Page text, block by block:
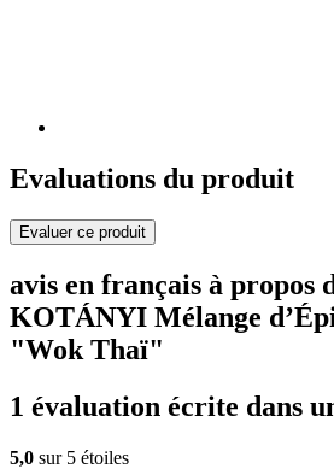
Evaluations du produit
Evaluer ce produit
avis en français à propos
KOTÁNYI Mélange
"Wok Thaï"
1 évaluation écrite dans
5,0 sur 5 étoiles